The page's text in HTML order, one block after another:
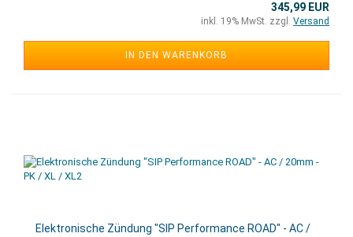
345,99 EUR
inkl. 19% MwSt. zzgl. Versand
IN DEN WARENKORB
Elektronische Zündung "SIP Performance ROAD" - AC /